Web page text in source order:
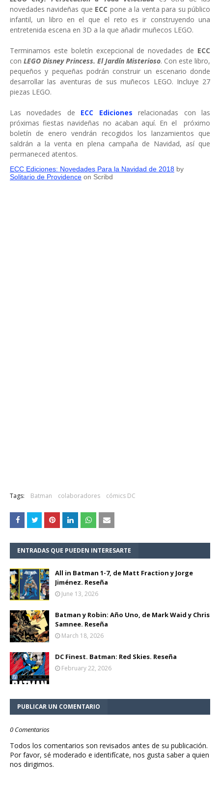
novedades navideñas que ECC pone a la venta para su público
infantil, un libro en el que el reto es ir construyendo una
entretenida escena en 3D a la que añadir muñecos LEGO.
Terminamos este boletín excepcional de novedades de ECC
con LEGO Disney Princess. El Jardín Misterioso. Con este libro,
pequeños y pequeñas podrán construir un escenario donde
desarrollar las aventuras de sus muñecos LEGO. Incluye 27
piezas LEGO.
Las novedades de ECC Ediciones relacionadas con las
próximas fiestas navideñas no acaban aquí. En el próximo
boletín de enero vendrán recogidos los lanzamientos que
saldrán a la venta en plena campaña de Navidad, así que
permaneced atentos.
ECC Ediciones: Novedades Para la Navidad de 2018 by
Solitario de Providence on Scribd
Tags: Batman colaboradores cómics DC
ENTRADAS QUE PUEDEN INTERESARTE
All in Batman 1-7, de Matt Fraction y Jorge
Jiménez. Reseña
June 13, 2026
Batman y Robin: Año Uno, de Mark Waid y Chris
Samnee. Reseña
March 18, 2026
DC Finest. Batman: Red Skies. Reseña
February 22, 2026
PUBLICAR UN COMENTARIO
0 Comentarios
Todos los comentarios son revisados antes de su publicación.
Por favor, sé moderado e identifícate, nos gusta saber a quien
nos dirigimos.